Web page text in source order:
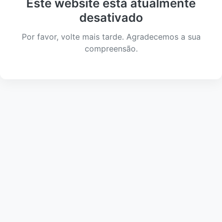
Este website está atualmente
desativado
Por favor, volte mais tarde. Agradecemos a sua
compreensão.